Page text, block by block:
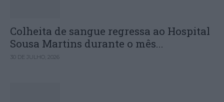
Colheita de sangue regressa ao Hospital
Sousa Martins durante o mês...
30 DE JULHO, 2026